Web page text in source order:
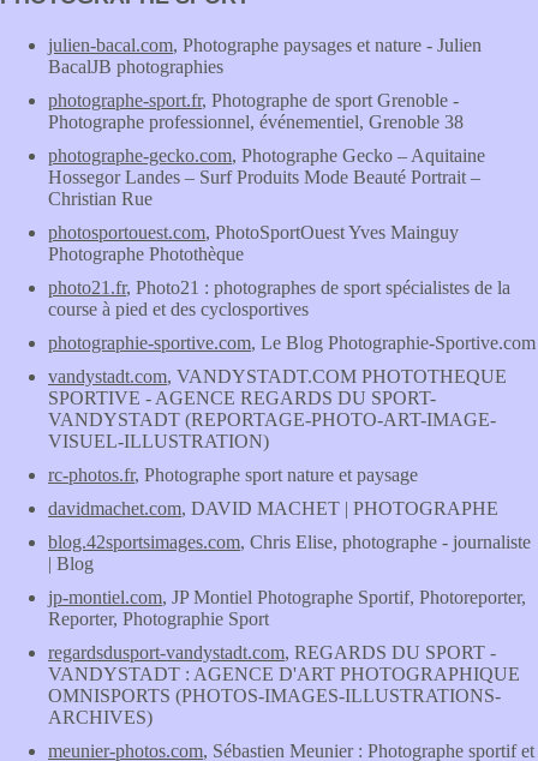
julien-bacal.com, Photographe paysages et nature - Julien
BacalJB photographies
photographe-sport.fr, Photographe de sport Grenoble -
Photographe professionnel, événementiel, Grenoble 38
photographe-gecko.com, Photographe Gecko – Aquitaine
Hossegor Landes – Surf Produits Mode Beauté Portrait –
Christian Rue
photosportouest.com, PhotoSportOuest Yves Mainguy
Photographe Photothèque
photo21.fr, Photo21 : photographes de sport spécialistes de la
course à pied et des cyclosportives
photographie-sportive.com, Le Blog Photographie-Sportive.com
vandystadt.com, VANDYSTADT.COM PHOTOTHEQUE
SPORTIVE - AGENCE REGARDS DU SPORT-
VANDYSTADT (REPORTAGE-PHOTO-ART-IMAGE-
VISUEL-ILLUSTRATION)
rc-photos.fr, Photographe sport nature et paysage
davidmachet.com, DAVID MACHET | PHOTOGRAPHE
blog.42sportsimages.com, Chris Elise, photographe - journaliste
| Blog
jp-montiel.com, JP Montiel Photographe Sportif, Photoreporter,
Reporter, Photographie Sport
regardsdusport-vandystadt.com, REGARDS DU SPORT -
VANDYSTADT : AGENCE D'ART PHOTOGRAPHIQUE
OMNISPORTS (PHOTOS-IMAGES-ILLUSTRATIONS-
ARCHIVES)
meunier-photos.com, Sébastien Meunier : Photographe sportif et